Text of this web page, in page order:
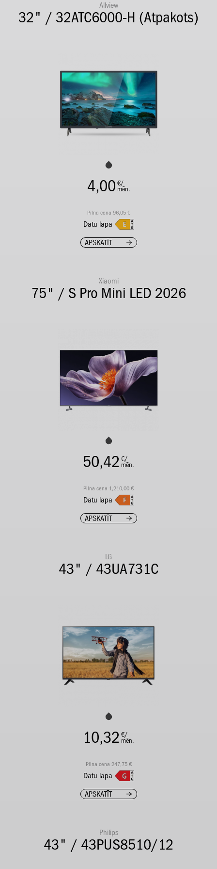
Allview
32" / 32ATC6000-H (Atpakots)
4,00 €/
mēn.
Pilna cena 96,05 €
Datu lapa
APSKATĪT
Xiaomi
75" / S Pro Mini LED 2026
50,42 €/
mēn.
Pilna cena 1,210,00 €
Datu lapa
APSKATĪT
LG
43" / 43UA731C
10,32 €/
mēn.
Pilna cena 247,75 €
Datu lapa
APSKATĪT
Philips
43" / 43PUS8510/12